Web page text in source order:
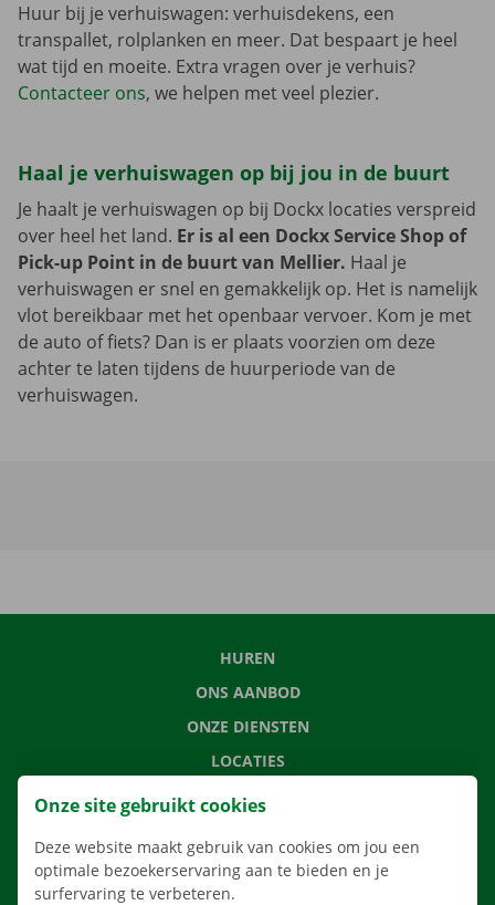
Huur bij je verhuiswagen: verhuisdekens, een
transpallet, rolplanken en meer. Dat bespaart je heel
wat tijd en moeite. Extra vragen over je verhuis?
Contacteer ons, we helpen met veel plezier.
Haal je verhuiswagen op bij jou in de buurt
Je haalt je verhuiswagen op bij Dockx locaties verspreid
over heel het land. Er is al een Dockx Service Shop of
Pick-up Point in de buurt van Mellier. Haal je
verhuiswagen er snel en gemakkelijk op. Het is namelijk
vlot bereikbaar met het openbaar vervoer. Kom je met
de auto of fiets? Dan is er plaats voorzien om deze
achter te laten tijdens de huurperiode van de
verhuiswagen.
HUREN
ONS AANBOD
ONZE DIENSTEN
LOCATIES
APP
Onze site gebruikt cookies
Deze website maakt gebruik van cookies om jou een
optimale bezoekerservaring aan te bieden en je
surfervaring te verbeteren.